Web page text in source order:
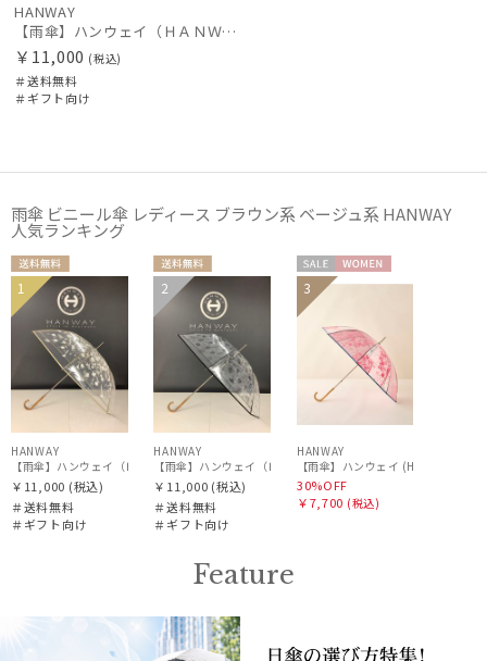
フロータス
FURLA
フルラ
Gracy
グレイシー
HANWAY
ハンウェイ
HELEN KAMINSKI
ヘレンカミンスキー
HIROKO KOSHINO
ヒロコ コシノ
LANVIN COLLECTION
ランバン コレクション
MACKINTOSH PHILOSOPHY
マッキントッシュ フィロソフィー
HANWAY
【雨傘】ハンウェイ（ＨＡＮＷＡＹ）Cempasuchil （センパスチル）
￥11,000 (税込)
＃送料無料
＃ギフト向け
雨傘 ビニール傘 レディース ブラウン系 ベージュ系 HANWAY
人気ランキング
送料無
料
ギフト
向け
WOME
1
HANWAY
【雨傘】ハンウェイ（ＨＡＮＷＡＹ）Cempasuchil （センパスチル）
￥11,000 (税込)
＃送料無料
＃ギフト向け
送料無
料
ギフト
向け
WOME
2
HANWAY
【雨傘】ハンウェイ（ＨＡＮＷＡＹ）Amuleto mexicano TP（
￥11,000 (税込)
＃送料無料
＃ギフト向け
セー
ル
WOME
3
HANWAY
30%OFF
￥7,700 (税込)
Feature